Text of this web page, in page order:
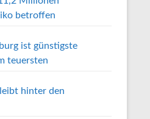
betroffen
ist günstigste
teuersten
hinter den